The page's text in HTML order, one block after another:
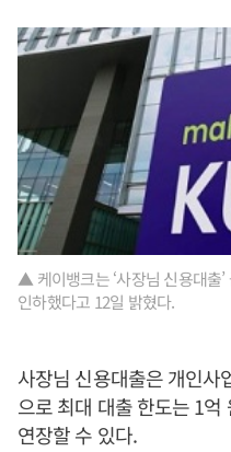
▲ 케이뱅크는 ‘사장님 신용대출
인하했다고 12일 밝혔다.
사장님 신용대출은 개인사
으로 최대 대출 한도는 1
연장할 수 있다.